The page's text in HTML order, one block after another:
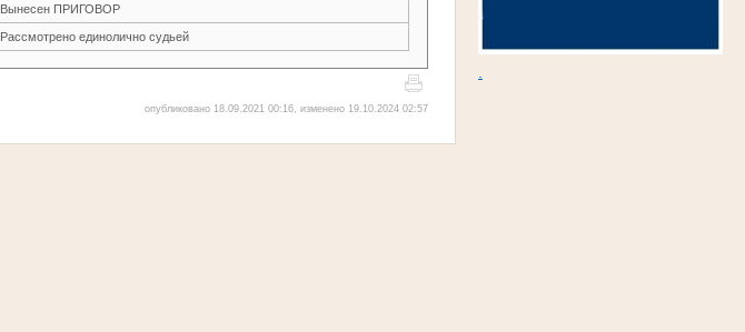
Вынесен ПРИГОВОР
Рассмотрено единолично судьей
опубликовано 18.09.2021 00:16, изменено 19.10.2024 02:57